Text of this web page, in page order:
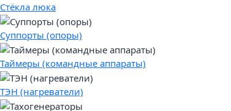
Стёкла люка
Суппорты (опоры)
Таймеры (командные аппараты)
ТЭН (нагреватели)